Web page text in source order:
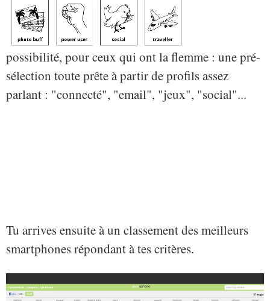
possibilité, pour ceux qui ont la flemme : une pré-
sélection toute prête à partir de profils assez
parlant : "connecté", "email", "jeux", "social"...
Tu arrives ensuite à un classement des meilleurs
smartphones répondant à tes critères.